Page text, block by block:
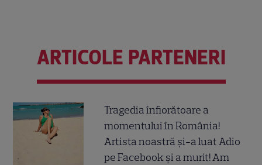
ARTICOLE PARTENERI
Tragedia înfiorătoare a
momentului în România!
Artista noastră și-a luat Adio
pe Facebook și a murit! Am